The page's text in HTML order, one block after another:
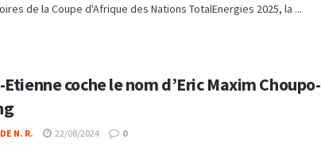
de la Coupe d'Afrique des Nations TotalEnergies 2025, la ...
coche le nom d’Eric Maxim Choupo-
N. R. 22/08/2024 0